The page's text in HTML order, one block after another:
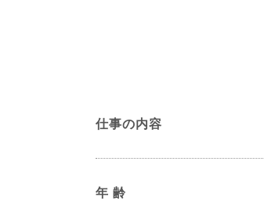
仕事の内容
年 齢